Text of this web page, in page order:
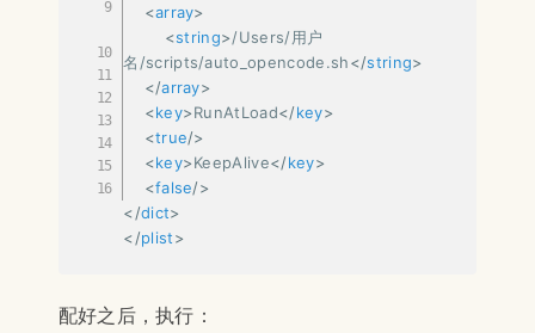
<array>
<string>/Users/用户
名/scripts/auto_opencode.sh</string>
</array>
<key>RunAtLoad</key>
<true/>
<key>KeepAlive</key>
<false/>
</dict>
</plist>
配好之后，执行：